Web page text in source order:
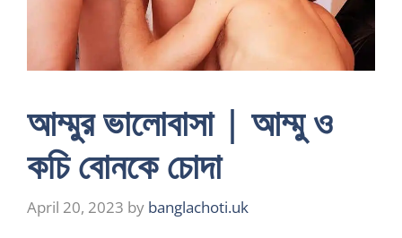
আম্মুর ভালোবাসা | আম্মু ও
কচি বোনকে চোদা
April 20, 2023 by banglachoti.uk